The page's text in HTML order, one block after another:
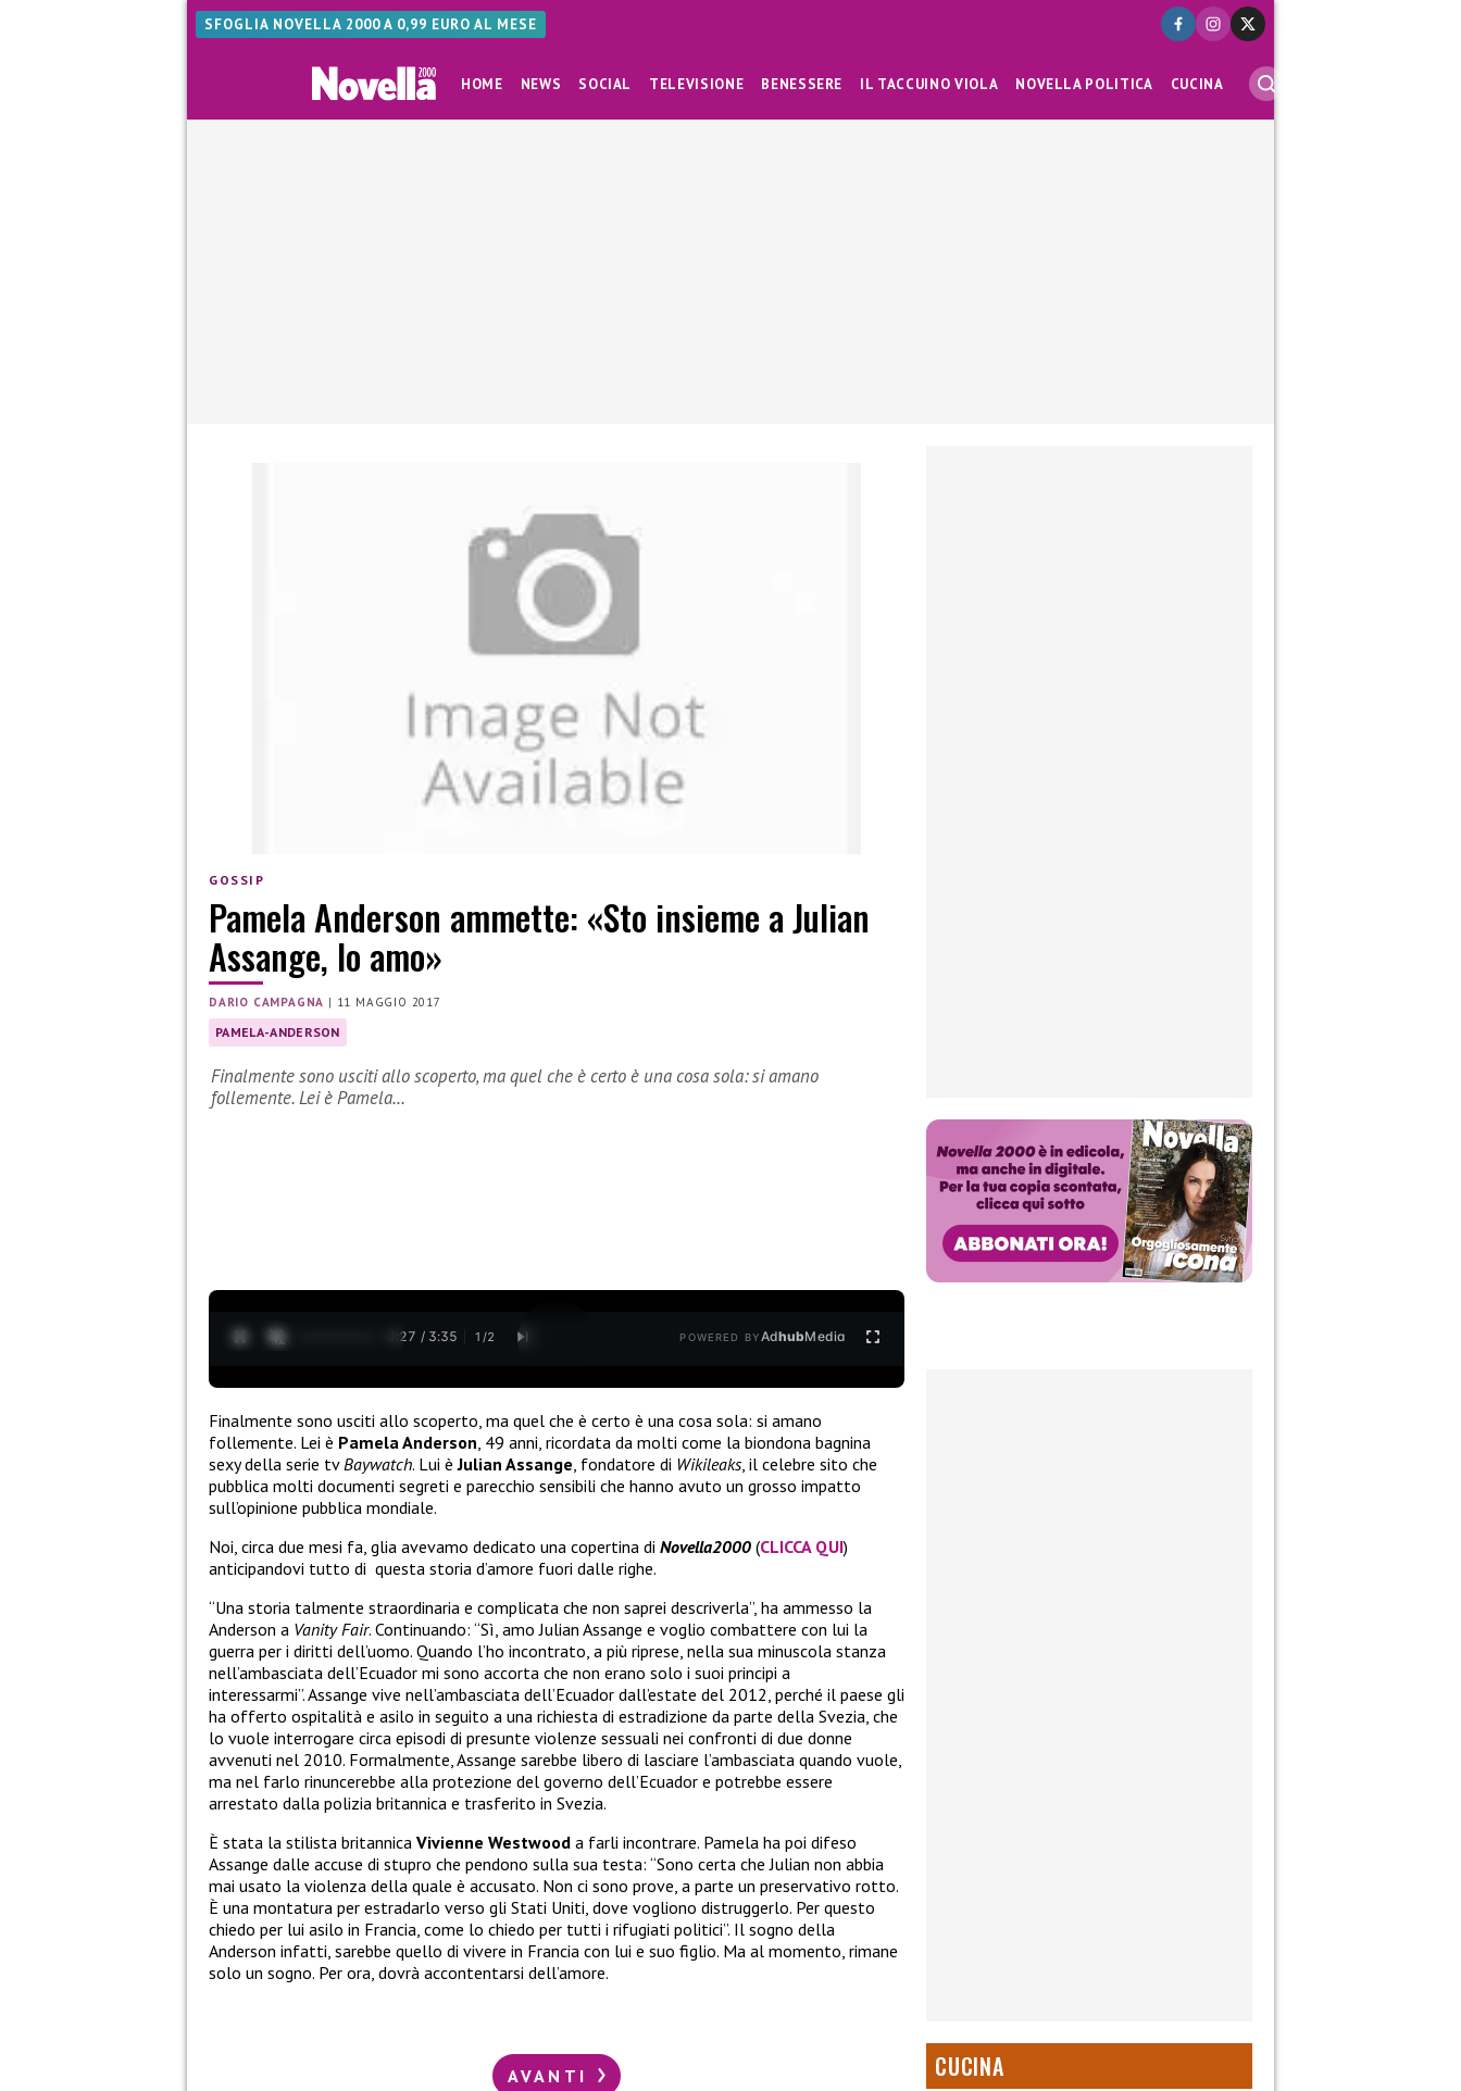
SFOGLIA NOVELLA 2000 A 0,99 EURO AL MESE
HOME NEWS SOCIAL TELEVISIONE BENESSERE IL TACCUINO VIOLA NOVELLA POLITICA CUCINA
GOSSIP
Pamela Anderson ammette: «Sto insieme a Julian
Assange, lo amo»
DARIO CAMPAGNA | 11 MAGGIO 2017
PAMELA-ANDERSON
Finalmente sono usciti allo scoperto, ma quel che è certo è una cosa sola: si amano
follemente. Lei è Pamela…
0:28 / 3:35 1 /2 POWERED BYAdhubMedia
Finalmente sono usciti allo scoperto, ma quel che è certo è una cosa sola: si amano
follemente. Lei è Pamela Anderson , 49 anni, ricordata da molti come la biondona bagnina
sexy della serie tv Baywatch. Lui èJulian Assange , fondatore di Wikileaks, il celebre sito che
pubblica molti documenti segreti e parecchio sensibili che hanno avuto un grosso impatto
sull’opinione pubblica mondiale.
Noi, circa due mesi fa, glia avevamo dedicato una copertina di Novella2000 (CLICCA QUI)
anticipandovi tutto di questa storia d’amore fuori dalle righe.
“Una storia talmente straordinaria e complicata che non saprei descriverla”, ha ammesso la
Anderson a Vanity Fair. Continuando: “Sì, amo Julian Assange e voglio combattere con lui la
guerra per i diritti dell’uomo. Quando l’ho incontrato, a più riprese, nella sua minuscola stanza
nell’ambasciata dell’Ecuador mi sono accorta che non erano solo i suoi principi a
interessarmi”. Assange vive nell’ambasciata dell’Ecuador dall’estate del 2012, perché il paese gli
ha offerto ospitalità e asilo in seguito a una richiesta di estradizione da parte della Svezia, che
lo vuole interrogare circa episodi di presunte violenze sessuali nei confronti di due donne
avvenuti nel 2010. Formalmente, Assange sarebbe libero di lasciare l’ambasciata quando vuole,
ma nel farlo rinuncerebbe alla protezione del governo dell’Ecuador e potrebbe essere
arrestato dalla polizia britannica e trasferito in Svezia.
È stata la stilista britannica Vivienne Westwood a farli incontrare. Pamela ha poi difeso
Assange dalle accuse di stupro che pendono sulla sua testa: “Sono certa che Julian non abbia
mai usato la violenza della quale è accusato. Non ci sono prove, a parte un preservativo rotto.
È una montatura per estradarlo verso gli Stati Uniti, dove vogliono distruggerlo. Per questo
chiedo per lui asilo in Francia, come lo chiedo per tutti i rifugiati politici”. Il sogno della
Anderson infatti, sarebbe quello di vivere in Francia con lui e suo figlio. Ma al momento, rimane
solo un sogno. Per ora, dovrà accontentarsi dell’amore.
AVANTI CUCINA